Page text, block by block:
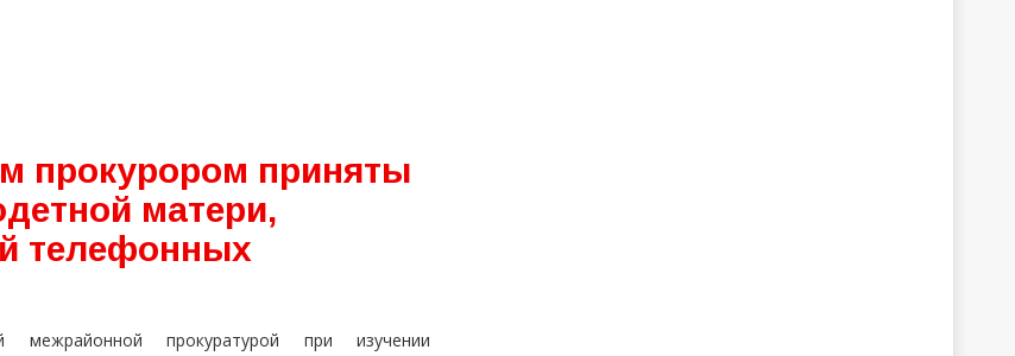
прокурором приняты
матери,
телефонных
межрайонной прокуратурой при изучении